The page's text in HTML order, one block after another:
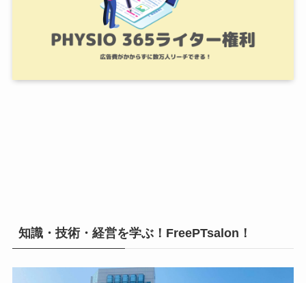
知識・技術・経営を学ぶ！FreePTsalon！